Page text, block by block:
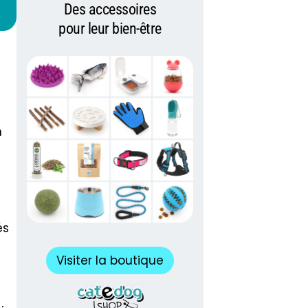
Des accessoires
pour leur bien-être
Visiter la boutique